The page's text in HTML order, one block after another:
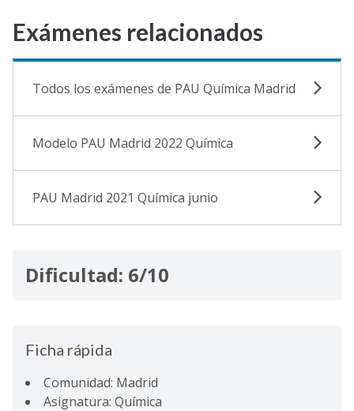
Exámenes relacionados
Todos los exámenes de PAU Química Madrid
Modelo PAU Madrid 2022 Química
PAU Madrid 2021 Química junio
Dificultad: 6/10
Ficha rápida
Comunidad: Madrid
Asignatura: Química